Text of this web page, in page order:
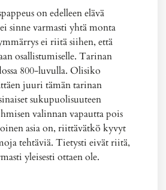
on edelleen elävä
sinne varmasti yhtä monta
ei riitä siihen, että
osallistumiselle. Tarinan
800-luvulla. Olisiko
juuri tämän tarinan
sukupuolisuuteen
valinnan vapautta pois
asia on, riittävätkö kyvyt
tehtäviä. Tietysti eivät riitä,
yleisesti ottaen ole.